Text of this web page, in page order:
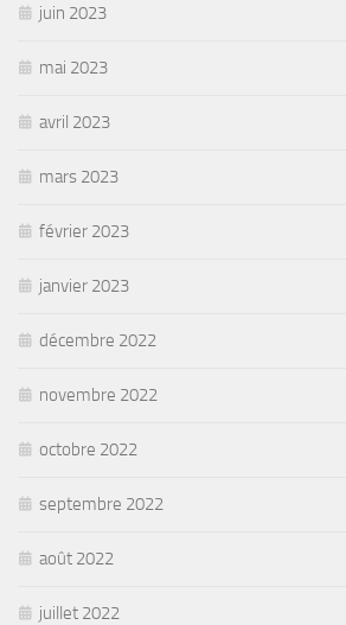
juin 2023
mai 2023
avril 2023
mars 2023
février 2023
janvier 2023
décembre 2022
novembre 2022
octobre 2022
septembre 2022
août 2022
juillet 2022